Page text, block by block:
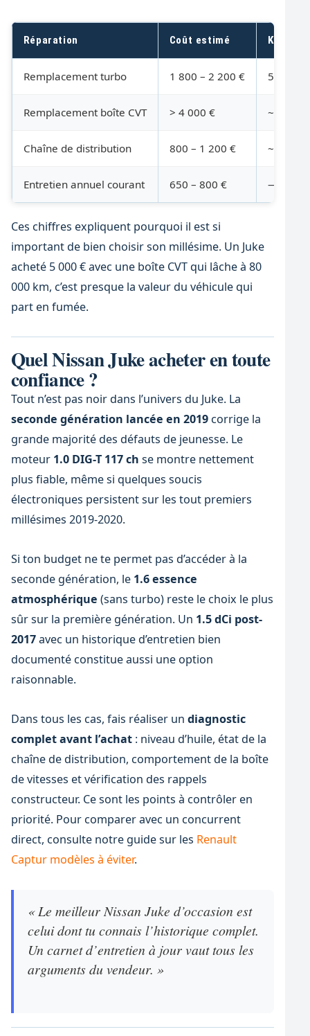
Réparation Coût estimé
Remplacement turbo 1 800 – 2 200 € 50 000
Remplacement boîte CVT > 4 000 € ~80
Chaîne de distribution 800 – 1 200 € ~90
Entretien annuel courant 650 – 800 € —
Ces chiffres expliquent pourquoi il est si
important de bien choisir son millésime. Un Juke
acheté 5 000 € avec une boîte CVT qui lâche à 80
000 km, c’est presque la valeur du véhicule qui
part en fumée.
Quel Nissan Juke acheter en toute
confiance ?
Tout n’est pas noir dans l’univers du Juke. La
seconde génération lancée en 2019corrige la
grande majorité des défauts de jeunesse. Le
moteur 1.0 DIG-T 117 ch se montre nettement
plus fiable, même si quelques soucis
électroniques persistent sur les tout premiers
millésimes 2019-2020.
Si ton budget ne te permet pas d’accéder à la
seconde génération, le 1.6 essence
atmosphérique (sans turbo) reste le choix le plus
sûr sur la première génération. Un 1.5 dCi post-
2017avec un historique d’entretien bien
documenté constitue aussi une option
raisonnable.
Dans tous les cas, fais réaliser un diagnostic
complet avant l’achat: niveau d’huile, état de la
chaîne de distribution, comportement de la boîte
de vitesses et vérification des rappels
constructeur. Ce sont les points à contrôler en
priorité. Pour comparer avec un concurrent
direct, consulte notre guide sur les Renault
Captur modèles à éviter.
« Le meilleur Nissan Juke d’occasion est
celui dont tu connais l’historique complet.
Un carnet d’entretien à jour vaut tous les
arguments du vendeur. »